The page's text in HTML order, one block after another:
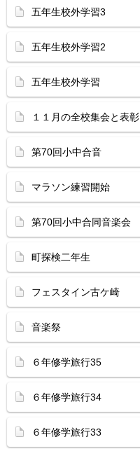
五年生校外学習3
五年生校外学習2
五年生校外学習
１１月の全校集会と表彰
第70回小中合音
マラソン練習開始
第70回小中合同音楽会
町探検二年生
フェスタイン古ケ崎
音楽祭
６年修学旅行35
６年修学旅行34
６年修学旅行33